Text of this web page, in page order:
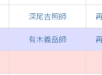
深尾吉照師
有木義岳師